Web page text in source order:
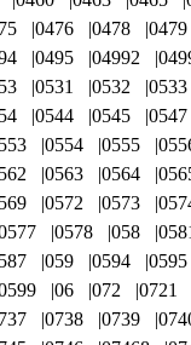
0476 0478 0479
0495 04992
0531 0532 0533
0544 0545 0547
0554 0555
0563 0564
0572 0573
0578 058
059 0594 0595
06 072 0721
0738 0739